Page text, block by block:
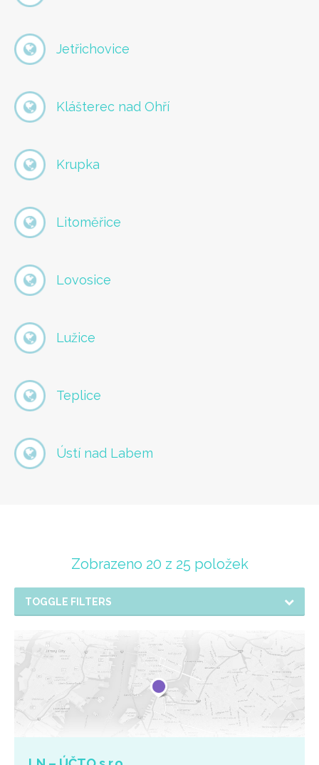
Jetřichovice
Klášterec nad Ohří
Krupka
Litoměřice
Lovosice
Lužice
Teplice
Ústí nad Labem
Zobrazeno 20 z 25 položek
TOGGLE FILTERS